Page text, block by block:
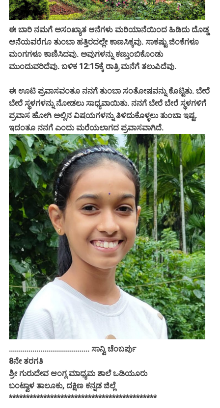
ಈ ಬಾರಿ ನಮಗೆ ಅಸಂಖ್ಯಾತ ಆನೆಗಳು ಮರಿಯಾನೆಯಿಂದ ಹಿಡಿದು ದೊಡ್ಡ
ಆನೆಯವರೆಗೂ ತುಂಬಾ ಹತ್ತಿರದಲ್ಲೇ ಕಾಣಸಿಕ್ಕವು. ಸಾಕಷ್ಟು ಜಿಂಕೆಗಳೂ
ಮಂಗಗಳೂ ಕಾಣಿಸಿದವು. ಅವುಗಳನ್ನು ಕಣ್ತುಂಬಿಕೊಂಡು
ಮುಂದುವರಿದೆವು. ಬಳಿಕ 12:15ಕ್ಕೆ ರಾತ್ರಿ ಮನೆಗೆ ತಲುಪಿದೆವು.
ಈ ಊಟಿ ಪ್ರವಾಸವಂತೂ ನನಗೆ ತುಂಬಾ ಸಂತೋಷವನ್ನು ಕೊಟ್ಟಿತು. ಬೇರೆ
ಬೇರೆ ಸ್ಥಳಗಳನ್ನು ನೋಡಲು ಸಾಧ್ಯವಾಯಿತು. ನನಗೆ ಬೇರೆ ಬೇರೆ ಸ್ಥಳಗಳಿಗೆ
ಪ್ರವಾಸ ಹೋಗಿ ಅಲ್ಲಿನ ವಿಷಯಗಳನ್ನು ತಿಳಿದುಕೊಳ್ಳಲು ತುಂಬಾ ಇಷ್ಟ.
ಇದಂತೂ ನನಗೆ ಎಂದು ಮರೆಯಲಾಗದ ಪ್ರವಾಸವಾಗಿದೆ.
......................................... ಸಾನ್ವಿ ಚೆಂಬರ್ಪು
8ನೇ ತರಗತಿ
ಶ್ರೀ ಗುರುದೇವ ಆಂಗ್ಲ ಮಾಧ್ಯಮ ಶಾಲೆ ಒಡಿಯೂರು
ಬಂಟ್ವಾಳ ತಾಲೂಕು, ದಕ್ಷಿಣ ಕನ್ನಡ ಜಿಲ್ಲೆ
*******************************************